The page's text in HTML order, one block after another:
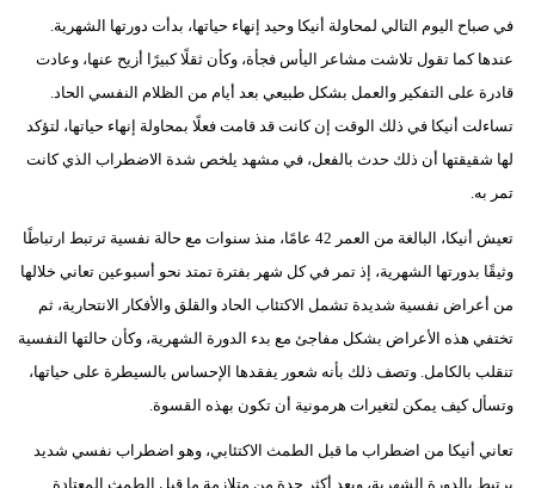
علوم
وتكنولوجيا
بيئة
مدوَّنات
أبراج
فيديو
سيارات
في صباح اليوم التالي لمحاولة أنيكا وحيد إنهاء حياتها، بدأت دورتها الشهرية.
عندها كما تقول تلاشت مشاعر اليأس فجأة، وكأن ثقلًا كبيرًا أزيح عنها، وعادت
قادرة على التفكير والعمل بشكل طبيعي بعد أيام من الظلام النفسي الحاد.
تساءلت أنيكا في ذلك الوقت إن كانت قد قامت فعلًا بمحاولة إنهاء حياتها، لتؤكد
لها شقيقتها أن ذلك حدث بالفعل، في مشهد يلخص شدة الاضطراب الذي كانت
تمر به.
تعيش أنيكا، البالغة من العمر 42 عامًا، منذ سنوات مع حالة نفسية ترتبط ارتباطًا
وثيقًا بدورتها الشهرية، إذ تمر في كل شهر بفترة تمتد نحو أسبوعين تعاني خلالها
من أعراض نفسية شديدة تشمل الاكتئاب الحاد والقلق والأفكار الانتحارية، ثم
تختفي هذه الأعراض بشكل مفاجئ مع بدء الدورة الشهرية، وكأن حالتها النفسية
تنقلب بالكامل. وتصف ذلك بأنه شعور يفقدها الإحساس بالسيطرة على حياتها،
وتسأل كيف يمكن لتغيرات هرمونية أن تكون بهذه القسوة.
تعاني أنيكا من اضطراب ما قبل الطمث الاكتئابي، وهو اضطراب نفسي شديد
يرتبط بالدورة الشهرية، ويعد أكثر حدة من متلازمة ما قبل الطمث المعتادة.